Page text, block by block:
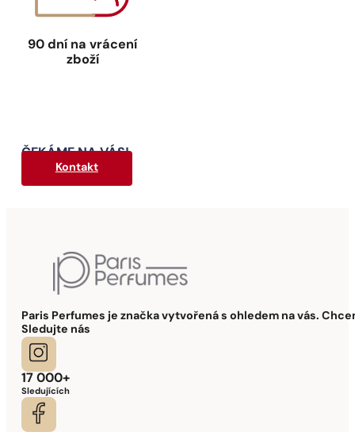
90 dní na vrácení
zboží
ČEKÁME NA VÁS!
Kontakt
Paris Perfumes je značka vytvořená s ohledem na vás.
Sledujte nás
17 000+
Sledujících